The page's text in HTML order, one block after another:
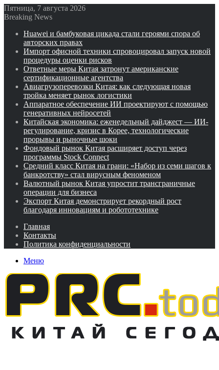
Пятница, 7 августа 2026
Breaking News
Huawei и бамбуковая цикада стали героями спора об
авторских правах
Импорт офисной техники спровоцировал запуск новой
процедуры оценки рисков
Ответные меры Китая затронут американские
сертификационные агентства
Авиагрузоперевозки Китая: как следующая новая
тройка меняет рынок логистики
Аппаратное обеспечение ИИ проектируют с помощью
генеративных нейросетей
Китайская экономика: еженедельный дайджест — ИИ-
регулирование, кризис в Корее, технологические
прорывы и рыночные шоки
Фондовый рынок Китая расширяет доступ через
программы Stock Connect
Средний класс Китая на грани: «Набор из семи шагов к
банкротству» стал вирусным феноменом
Валютный рынок Китая упростит трансграничные
операции для бизнеса
Экспорт Китая демонстрирует рекордный рост
благодаря инновациям и робототехнике
Главная
Контакты
Политика конфиденциальности
Меню